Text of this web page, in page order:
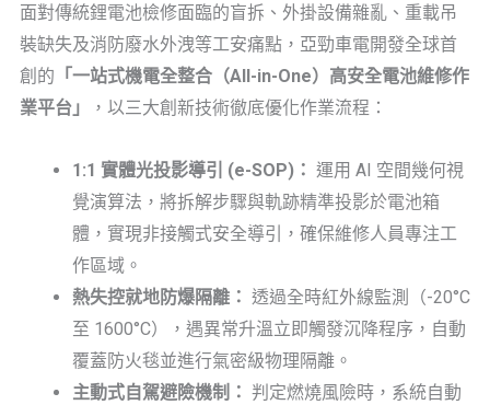
面對傳統鋰電池檢修面臨的盲拆、外掛設備雜亂、重載吊
裝缺失及消防廢水外洩等工安痛點，亞勁車電開發全球首
創的 「一站式機電全整合（All-in-One）高安全電池維修作
業平台」
，以三大創新技術徹底優化作業流程：
1:1 實體光投影導引 (e-SOP)： 運用 AI 空間幾何視
覺演算法，將拆解步驟與軌跡精準投影於電池箱
體，實現非接觸式安全導引，確保維修人員專注工
作區域。
熱失控就地防爆隔離： 透過全時紅外線監測（-20°C
至 1600°C），遇異常升溫立即觸發沉降程序，自動
覆蓋防火毯並進行氣密級物理隔離。
主動式自駕避險機制： 判定燃燒風險時，系統自動